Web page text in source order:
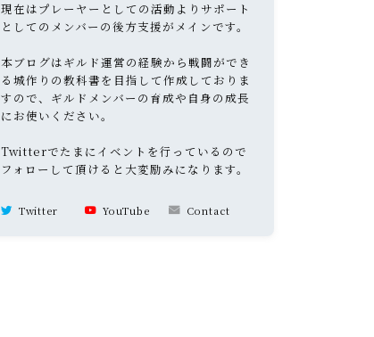
現在はプレーヤーとしての活動よりサポート
としてのメンバーの後方支援がメインです。
本ブログはギルド運営の経験から戦闘ができ
る城作りの教科書を目指して作成しておりま
すので、ギルドメンバーの育成や自身の成長
にお使いください。
Twitterでたまにイベントを行っているので
フォローして頂けると大変励みになります。
Twitter YouTube Contact